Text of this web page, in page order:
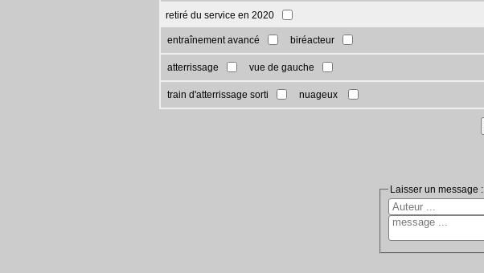
retiré du service en 2020
entraînement avancé biréacteur
atterrissage vue de gauche
train d'atterrissage sorti nuageux
Laisser un message :